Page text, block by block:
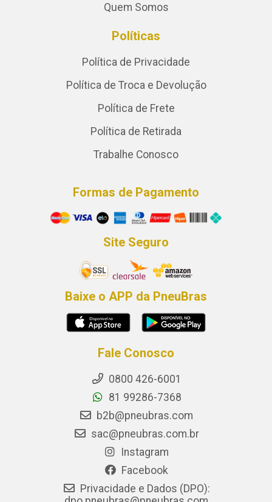
Quem Somos
Políticas
Política de Privacidade
Política de Troca e Devolução
Política de Frete
Política de Retirada
Trabalhe Conosco
Formas de Pagamento
Site Seguro
Baixe o APP da PneuBras
Fale Conosco
0800 426-6001
81 99286-7368
b2b@pneubras.com
sac@pneubras.com.br
Instagram
Facebook
Privacidade e Dados (DPO):